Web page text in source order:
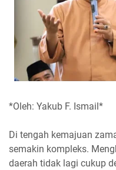
*Oleh: Yakub F. Ismail*
Di tengah kemajuan
semakin kompleks.
daerah tidak lagi cukup